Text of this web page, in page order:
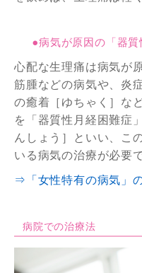
●病気が原因の「器
心配な生理痛は病気が
筋腫などの病気や、炎
の癒着［ゆちゃく］な
を「器質性月経困難症
んしょう］といい、こ
いる病気の治療が必要で
⇒「女性特有の病気」
病院での治療法